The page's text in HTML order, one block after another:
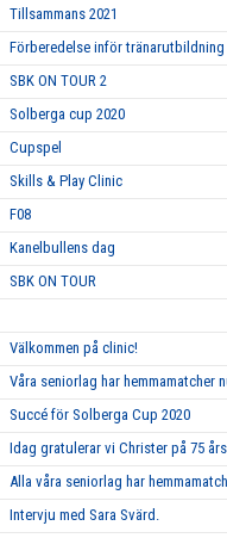
Tillsammans 2021
Förberedelse inför tränarutbildning
SBK ON TOUR 2
Solberga cup 2020
Cupspel
Skills & Play Clinic
F08
Kanelbullens dag
SBK ON TOUR
Välkommen på clinic!
Våra seniorlag har hemmamatcher
Succé för Solberga Cup 2020
Idag gratulerar vi Christer på 75
Alla våra seniorlag har
Intervju med Sara Svärd.